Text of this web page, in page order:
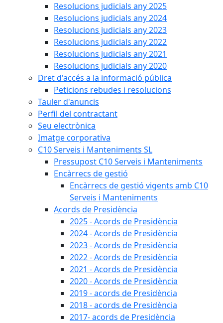
Resolucions judicials any 2025
Resolucions judicials any 2024
Resolucions judicials any 2023
Resolucions judicials any 2022
Resolucions judicials any 2021
Resolucions judicials any 2020
Dret d'accés a la informació pública
Peticions rebudes i resolucions
Tauler d'anuncis
Perfil del contractant
Seu electrònica
Imatge corporativa
C10 Serveis i Manteniments SL
Pressupost C10 Serveis i Manteniments
Encàrrecs de gestió
Encàrrecs de gestió vigents amb C10
Serveis i Manteniments
Acords de Presidència
2025 - Acords de Presidència
2024 - Acords de Presidència
2023 - Acords de Presidència
2022 - Acords de Presidència
2021 - Acords de Presidència
2020 - Acords de Presidència
2019 - acords de Presidència
2018 - acords de Presidència
2017- acords de Presidència